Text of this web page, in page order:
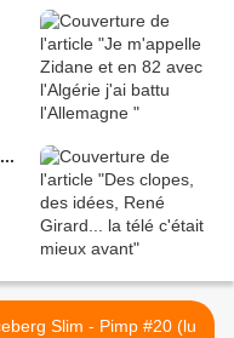
Slim - Pimp #20 (lu